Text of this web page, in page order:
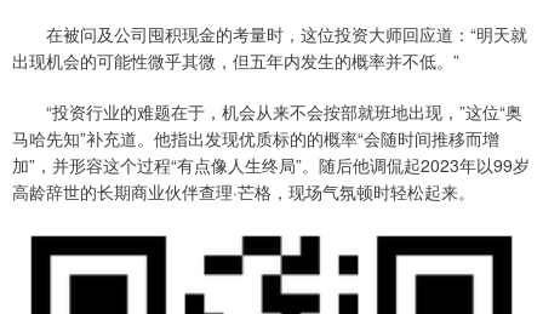
在被问及公司囤积现金的考量时，这位投资大师回应道：“明天就
出现机会的可能性微乎其微，但五年内发生的概率并不低。”
“投资行业的难题在于，机会从来不会按部就班地出现，”这位“奥
马哈先知”补充道。他指出发现优质标的的概率“会随时间推移而增
加”，并形容这个过程“有点像人生终局”。随后他调侃起2023年以99岁
高龄辞世的长期商业伙伴查理·芒格，现场气氛顿时轻松起来。